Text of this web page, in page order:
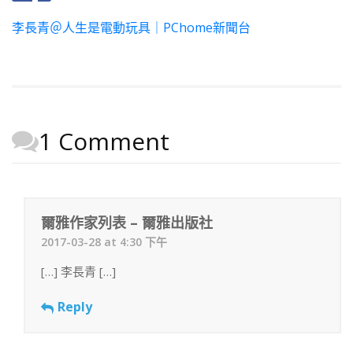
李長青＠人生是電動玩具｜PChome新聞台
1 Comment
爾雅作家列表 – 爾雅出版社
2017-03-28 at 4:30 下午
[…] 李長青 […]
Reply